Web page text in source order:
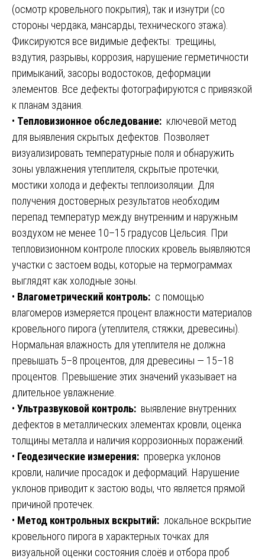
(осмотр кровельного покрытия), так и изнутри (со
стороны чердака, мансарды, технического этажа).
Фиксируются все видимые дефекты: трещины,
вздутия, разрывы, коррозия, нарушение герметичности
примыканий, засоры водостоков, деформации
элементов. Все дефекты фотографируются с привязкой
к планам здания.
• Тепловизионное обследование: ключевой метод
для выявления скрытых дефектов. Позволяет
визуализировать температурные поля и обнаружить
зоны увлажнения утеплителя, скрытые протечки,
мостики холода и дефекты теплоизоляции. Для
получения достоверных результатов необходим
перепад температур между внутренним и наружным
воздухом не менее 10–15 градусов Цельсия. При
тепловизионном контроле плоских кровель выявляются
участки с застоем воды, которые на термограммах
выглядят как холодные зоны.
• Влагометрический контроль: с помощью
влагомеров измеряется процент влажности материалов
кровельного пирога (утеплителя, стяжки, древесины).
Нормальная влажность для утеплителя не должна
превышать 5–8 процентов, для древесины — 15–18
процентов. Превышение этих значений указывает на
длительное увлажнение.
• Ультразвуковой контроль: выявление внутренних
дефектов в металлических элементах кровли, оценка
толщины металла и наличия коррозионных поражений.
• Геодезические измерения: проверка уклонов
кровли, наличие просадок и деформаций. Нарушение
уклонов приводит к застою воды, что является прямой
причиной протечек.
• Метод контрольных вскрытий: локальное вскрытие
кровельного пирога в характерных точках для
визуальной оценки состояния слоёв и отбора проб